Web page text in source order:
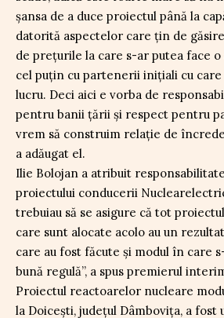
șansa de a duce proiectul până la
datorită aspectelor care țin de
de prețurile la care s-ar putea face
cel puțin cu partenerii inițiali cu care
lucru. Deci aici e vorba de
pentru banii țării și respect pentru
vrem să construim relație de
a adăugat el.
Ilie Bolojan a atribuit
proiectului conducerii
trebuiau să se asigure că tot
care sunt alocate acolo au un
care au fost făcute și modul în care
bună regulă”, a spus premierul
Proiectul reactoarelor nucleare
la Doicești, județul Dâmbovița, a fost